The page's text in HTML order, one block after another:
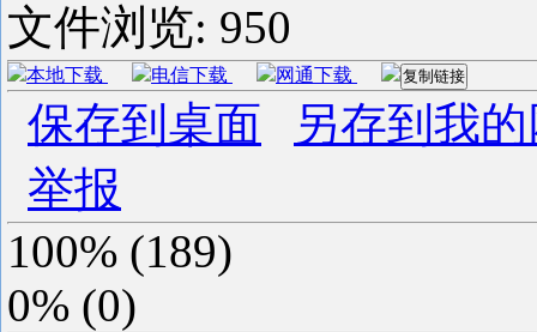
文件浏览: 950
本地下载 电信下载 网通下载 复制链接
保存到桌面
另存到我
举报
100% (189)
0% (0)